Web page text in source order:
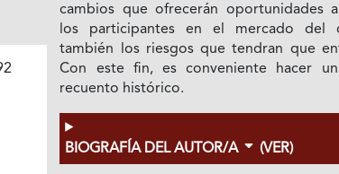
cambios que ofrecerán oportunidades
los participantes en el mercado del
también los riesgos que tendran que
Con este fin, es conveniente hacer
recuento histórico.
BIOGRAFÍA DEL AUTOR/A (VER)